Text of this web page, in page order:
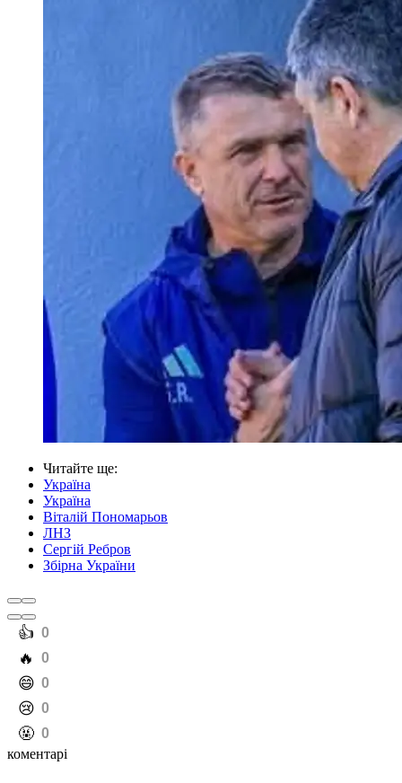
Читайте ще:
Україна
Україна
Віталій Пономарьов
ЛНЗ
Сергій Ребров
Збірна України
️👍 0
️🔥 0
️😄 0
️😢 0
️🤬 0
коментарі